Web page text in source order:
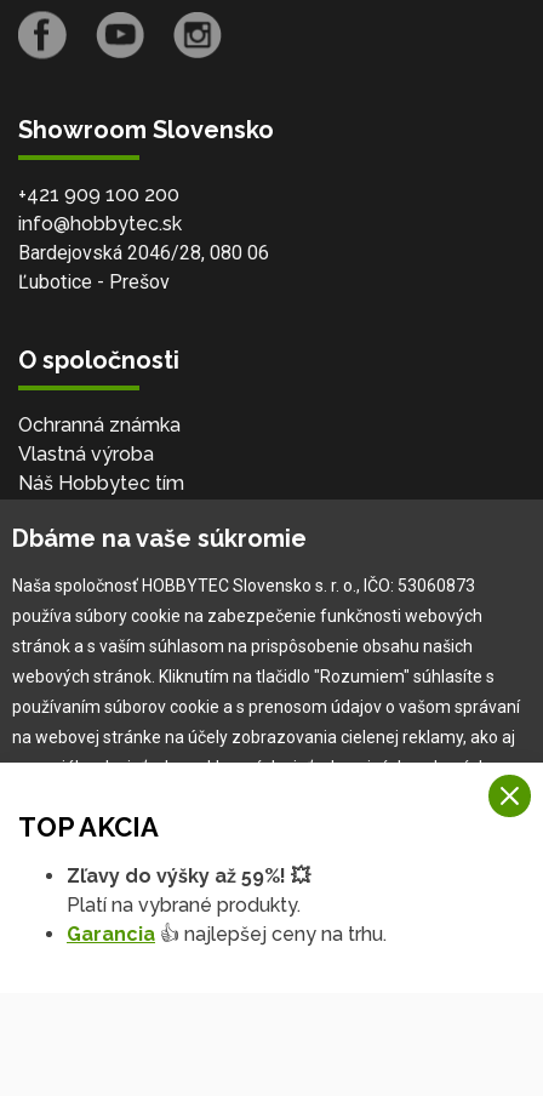
Showroom Slovensko
+421 909 100 200
info@hobbytec.sk
Bardejovská 2046/28, 080 06
Ľubotice - Prešov
O spoločnosti
Ochranná známka
Vlastná výroba
Náš Hobbytec tím
Naša história
Pre zákazníka
Garancia najlepšej ceny
Užívateľský manuál
Reklamácia
TOP AKCIA
Zľavy do výšky až 59%! 💥
Platí na vybrané produkty.
Garancia 👍 najlepšej ceny na trhu.
Dbáme na vaše súkromie
Naša spoločnosť HOBBYTEC Slovensko s. r. o., IČO: 53060873
používa súbory cookie na zabezpečenie funkčnosti webových
stránok a s vaším súhlasom na prispôsobenie obsahu našich
webových stránok. Kliknutím na tlačidlo "Rozumiem" súhlasíte s
používaním súborov cookie a s prenosom údajov o vašom správaní
na webovej stránke na účely zobrazovania cielenej reklamy, ako aj
na sociálnych sieťach a reklamných sieťach na iných webových
Viac informácií
Na našich webových stránkach používame niekoľko kategórií
Rozumiem